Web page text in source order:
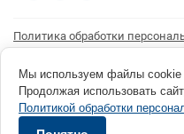
Политика обработки
Согласие на получение
© 1996 - 2026 инструмент парк «Мастер
73 okp@masterplus.tomsk.ru ИП Брусницын
Мы используем файлы cookie
Продолжая использовать
Политикой обработки